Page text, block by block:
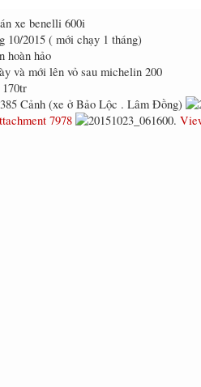
xe benelli 600i
10/2015 ( mới chạy 1 tháng)
hoàn hảo
và mới lên vỏ sau michelin 200
Cảnh (xe ở Bảo Lộc . Lâm Đồng)
7978